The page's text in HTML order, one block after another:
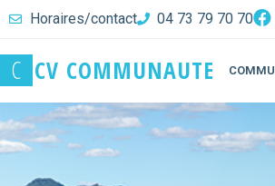
Horaires/contact 04 73 79 70 70
C CV COMMUNAUTE